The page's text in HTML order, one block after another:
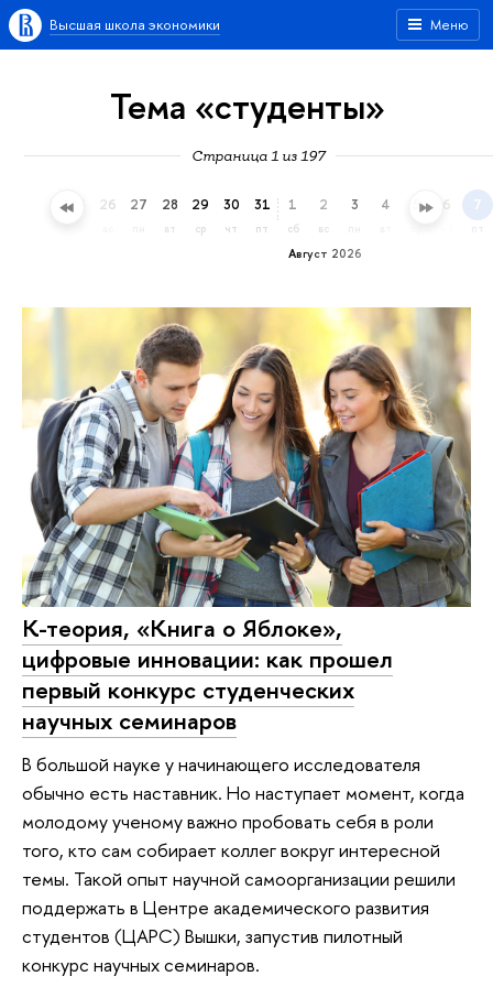
Меню
Высшая школа экономики
Тема «студенты»
Страница 1 из 197
25 26 27 28
вт
29
ср
30
чт
31
пт
Август 2026
1
сб
2
вс
3 4 5 6 7
пт
К-теория, «Книга о Яблоке»,
цифровые инновации: как прошел
первый конкурс студенческих
научных семинаров
В большой науке у начинающего исследователя
обычно есть наставник. Но наступает момент, когда
молодому ученому важно пробовать себя в роли
того, кто сам собирает коллег вокруг интересной
темы. Такой опыт научной самоорганизации решили
поддержать в Центре академического развития
студентов (ЦАРС) Вышки, запустив пилотный
конкурс научных семинаров.